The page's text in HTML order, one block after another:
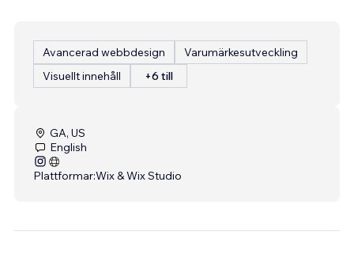
Avancerad webbdesign
Varumärkesutveckling
Visuellt innehåll
+6 till
GA, US
English
Plattformar:Wix & Wix Studio